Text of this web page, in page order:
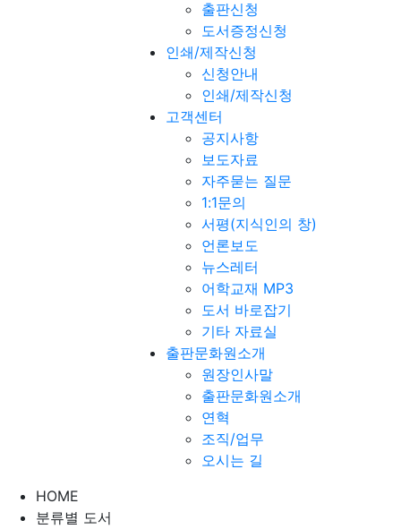
출판신청
도서증정신청
인쇄/제작신청
신청안내
인쇄/제작신청
고객센터
공지사항
보도자료
자주묻는 질문
1:1문의
서평(지식인의 창)
언론보도
뉴스레터
어학교재 MP3
도서 바로잡기
기타 자료실
출판문화원소개
원장인사말
출판문화원소개
연혁
조직/업무
오시는 길
HOME
분류별 도서